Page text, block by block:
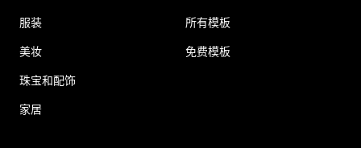
服装
美妆
珠宝和配饰
家居
所有模板
免费模板